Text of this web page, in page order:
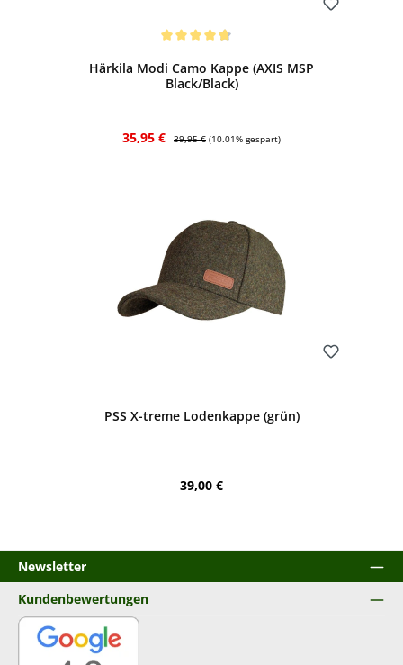
Härkila Modi Camo Kappe (AXIS MSP
Black/Black)
Verkaufspreis:
35,95 € Regulärer Preis:
39,95 € (10.01% gespart)
PSS X-treme Lodenkappe (grün)
Regulärer Preis:
39,00 €
Newsletter
Kundenbewertungen